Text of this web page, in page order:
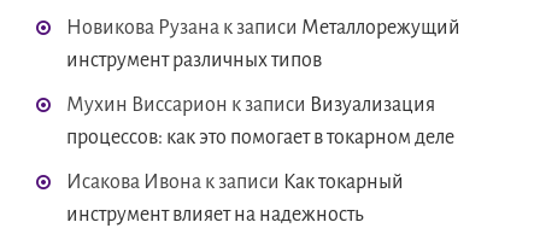
Новикова Рузана к записи Металлорежущий
инструмент различных типов
Мухин Виссарион к записи Визуализация
процессов: как это помогает в токарном деле
Исакова Ивона к записи Как токарный
инструмент влияет на надежность